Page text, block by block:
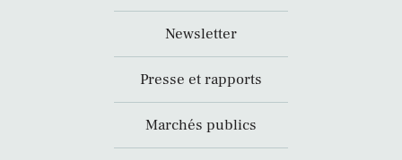
Newsletter
Presse et rapports
Marchés publics